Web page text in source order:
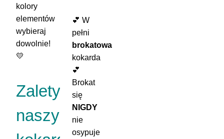
kolory
elementów
wybieraj
dowolnie!
💛
Zalety
naszych
💕 W
pełni
brokatowa
kokarda
💕
Brokat
się
NIGDY
nie
osypuje